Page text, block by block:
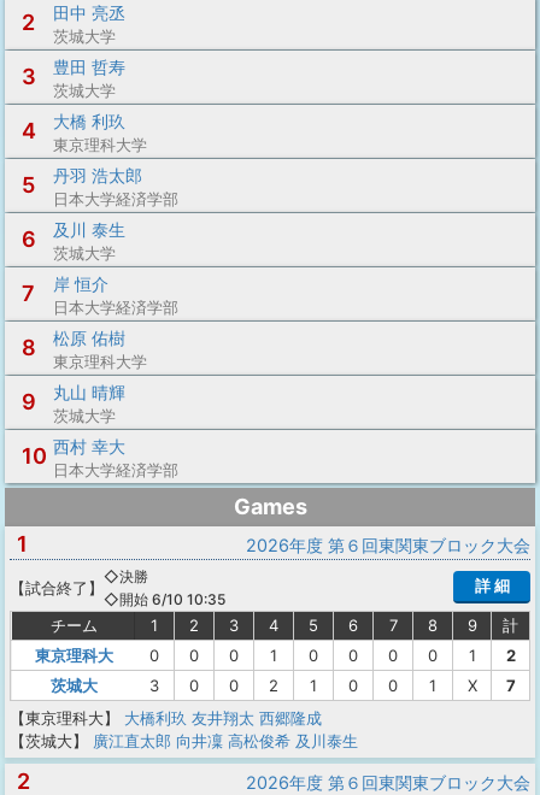
2 田中 亮丞
茨城大学
3 豊田 哲寿
茨城大学
4 大橋 利玖
東京理科大学
5 丹羽 浩太郎
日本大学経済学部
6 及川 泰生
茨城大学
7 岸 恒介
日本大学経済学部
8 松原 佑樹
東京理科大学
9 丸山 晴輝
茨城大学
10 西村 幸大
日本大学経済学部
Games
1
2026年度 第６回東関東ブロック大会
【試合終了 】
◇決勝
◇開始 6/10 10:35
詳 細
チーム 1 2 3 4 5 6 7 8 9
計
東京理科大
0 0 0 1 0 0 0 0 1
2
茨城大
3 0 0 2 1 0 0 1 X
7
【東京理科大】
大橋利玖 友井翔太 西郷隆成
【茨城大】
廣江直太郎 向井凜 高松俊希 及川泰生
2 2026年度 第６回東関東ブロック大会